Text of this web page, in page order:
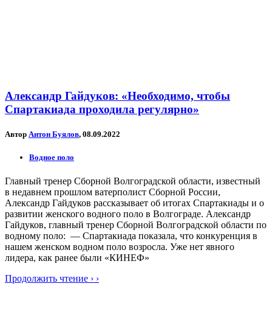
Александр Гайдуков: «Необходимо, чтобы
Спартакиада проходила регулярно»
Автор Антон Буялов, 08.09.2022
Водное поло
Главный тренер Сборной Волгоградской области, известный
в недавнем прошлом ватерполист Сборной России,
Александр Гайдуков рассказывает об итогах Спартакиады и о
развитии женского водного поло в Волгограде. Александр
Гайдуков, главный тренер Сборной Волгоградской области по
водному поло: — Спартакиада показала, что конкуренция в
нашем женском водном поло возросла. Уже нет явного
лидера, как ранее были «КИНЕФ»
Продолжить чтение › ›